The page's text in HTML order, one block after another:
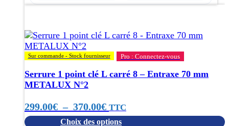
Sur commande - Stock fournisseur Pro : Connectez-vous
Serrure 1 point clé L carré 8 – Entraxe 70 mm
METALUX N°2
299.00€ – 370.00€Plage
TTC
Choix des options
a
plusieurs
variations.
Les
options
peuvent
choisies
sur